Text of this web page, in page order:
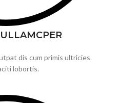
dis cum primis ultricies
lobortis.